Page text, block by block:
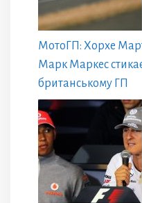
МотоГП: Хорхе
Марк Маркес
британському ГП